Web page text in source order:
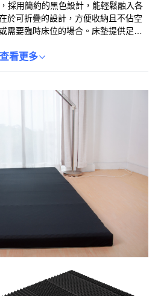
採用簡約的黑色設計，能輕鬆融入各
於可折疊的設計，方便收納且不佔空
需要臨時床位的場合。床墊提供足夠
舒適的睡眠。讓您在忙碌的生活中，
查看更多